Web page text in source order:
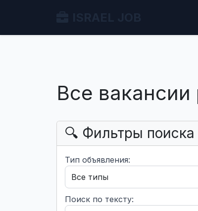
Все
🔍 Фильтры поиска
Тип объявления:
Поиск по тексту: